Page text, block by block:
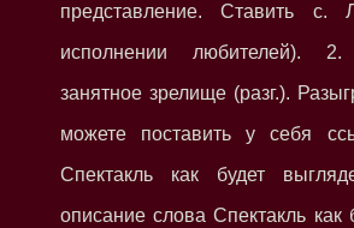
представление. Ставить с.
исполнении любителей).
занятное зрелище (разг.).
можете поставить у себя
Спектакль как будет
описание слова Спектакль как